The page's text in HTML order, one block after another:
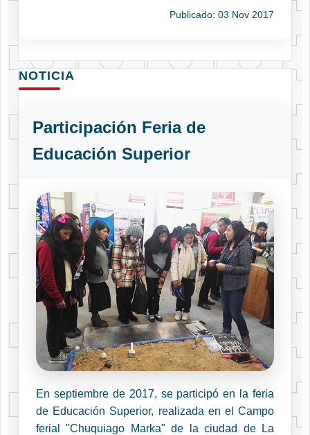
Publicado: 03 Nov 2017
NOTICIA
Participación Feria de
Educación Superior
En septiembre de 2017, se participó en la feria
de Educación Superior, realizada en el Campo
ferial "Chuquiago Marka" de la ciudad de La